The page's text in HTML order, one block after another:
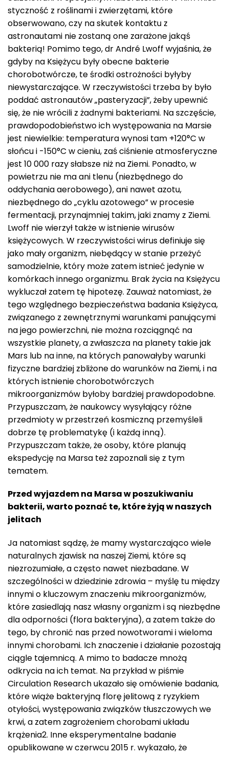
styczność z roślinami i zwierzętami, które
obserwowano, czy na skutek kontaktu z
astronautami nie zostaną one zarażone jakąś
bakterią! Pomimo tego, dr André Lwoff wyjaśnia, że
gdyby na Księżycu były obecne bakterie
chorobotwórcze, te środki ostrożności byłyby
niewystarczające. W rzeczywistości trzeba by było
poddać astronautów „pasteryzacji”, żeby upewnić
się, że nie wrócili z żadnymi bakteriami. Na szczęście,
prawdopodobieństwo ich występowania na Marsie
jest niewielkie: temperatura wynosi tam +120°C w
słońcu i -150°C w cieniu, zaś ciśnienie atmosferyczne
jest 10 000 razy słabsze niż na Ziemi. Ponadto, w
powietrzu nie ma ani tlenu (niezbędnego do
oddychania aerobowego), ani nawet azotu,
niezbędnego do „cyklu azotowego” w procesie
fermentacji, przynajmniej takim, jaki znamy z Ziemi.
Lwoff nie wierzył także w istnienie wirusów
księżycowych. W rzeczywistości wirus definiuje się
jako mały organizm, niebędący w stanie przeżyć
samodzielnie, który może zatem istnieć jedynie w
komórkach innego organizmu. Brak życia na Księżycu
wykluczał zatem tę hipotezę. Zauważ natomiast, że
tego względnego bezpieczeństwa badania Księżyca,
związanego z zewnętrznymi warunkami panującymi
na jego powierzchni, nie można rozciągnąć na
wszystkie planety, a zwłaszcza na planety takie jak
Mars lub na inne, na których panowałyby warunki
fizyczne bardziej zbliżone do warunków na Ziemi, i na
których istnienie chorobotwórczych
mikroorganizmów byłoby bardziej prawdopodobne.
Przypuszczam, że naukowcy wysyłający różne
przedmioty w przestrzeń kosmiczną przemyśleli
dobrze tę problematykę (i każdą inną).
Przypuszczam także, że osoby, które planują
ekspedycję na Marsa też zapoznali się z tym
tematem.
Przed wyjazdem na Marsa w poszukiwaniu
bakterii, warto poznać te, które żyją w naszych
jelitach
Ja natomiast sądzę, że mamy wystarczająco wiele
naturalnych zjawisk na naszej Ziemi, które są
niezrozumiałe, a często nawet niezbadane. W
szczególności w dziedzinie zdrowia – myślę tu między
innymi o kluczowym znaczeniu mikroorganizmów,
które zasiedlają nasz własny organizm i są niezbędne
dla odporności (flora bakteryjna), a zatem także do
tego, by chronić nas przed nowotworami i wieloma
innymi chorobami. Ich znaczenie i działanie pozostają
ciągle tajemnicą. A mimo to badacze mnożą
odkrycia na ich temat. Na przykład w piśmie
Circulation Research ukazało się omówienie badania,
które wiąże bakteryjną florę jelitową z ryzykiem
otyłości, występowania związków tłuszczowych we
krwi, a zatem zagrożeniem chorobami układu
krążenia2. Inne eksperymentalne badanie
opublikowane w czerwcu 2015 r. wykazało, że